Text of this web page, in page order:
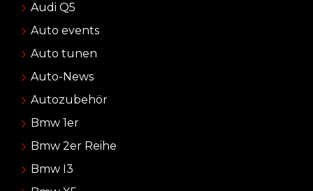
Audi Q5
Auto events
Auto tunen
Auto-News
Autozubehör
Bmw 1er
Bmw 2er Reihe
Bmw I3